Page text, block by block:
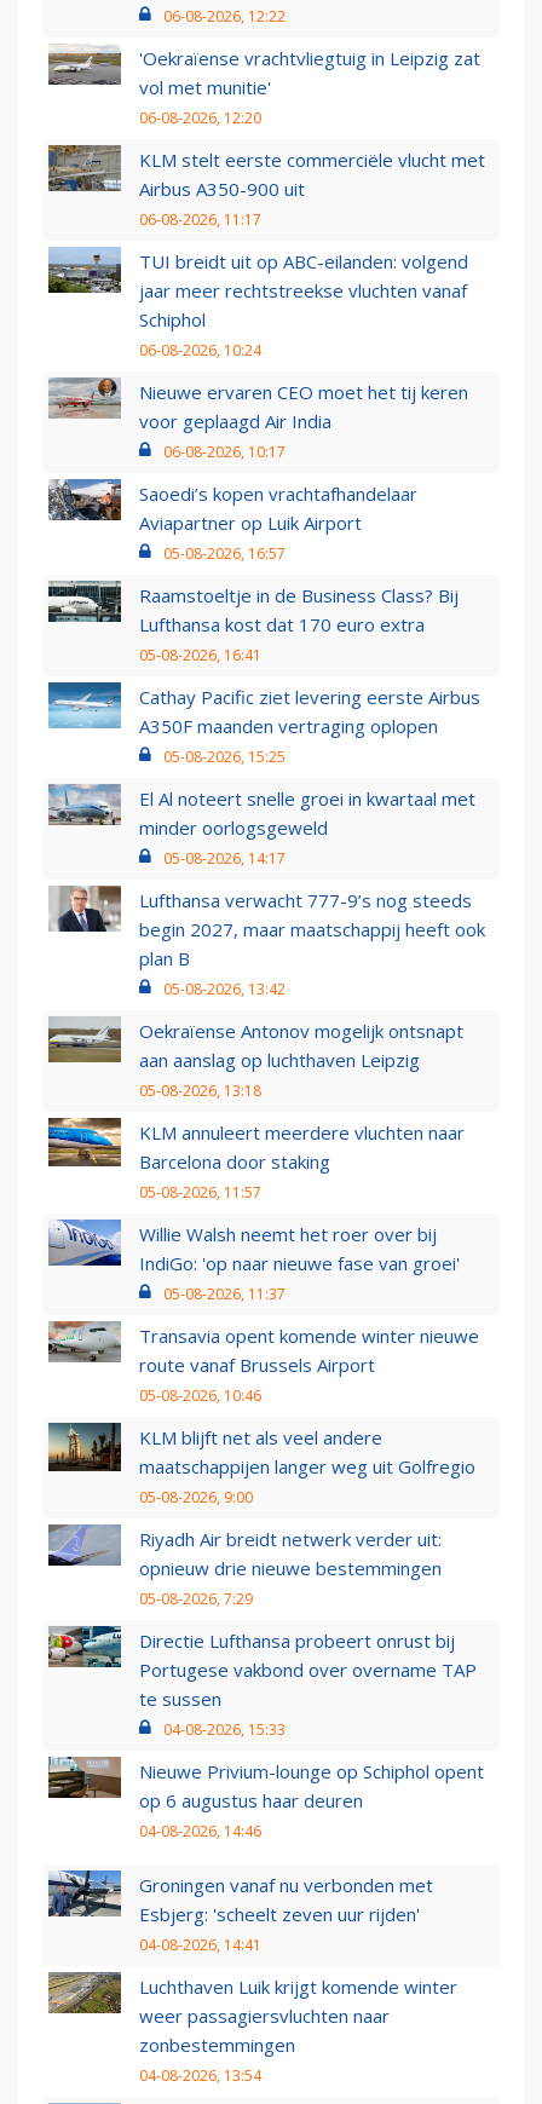
06-08-2026, 12:22
'Oekraïense vrachtvliegtuig in Leipzig zat
vol met munitie'
06-08-2026, 12:20
KLM stelt eerste commerciële vlucht met
Airbus A350-900 uit
06-08-2026, 11:17
TUI breidt uit op ABC-eilanden: volgend
jaar meer rechtstreekse vluchten vanaf
Schiphol
06-08-2026, 10:24
Nieuwe ervaren CEO moet het tij keren
voor geplaagd Air India
06-08-2026, 10:17
Saoedi’s kopen vrachtafhandelaar
Aviapartner op Luik Airport
05-08-2026, 16:57
Raamstoeltje in de Business Class? Bij
Lufthansa kost dat 170 euro extra
05-08-2026, 16:41
Cathay Pacific ziet levering eerste Airbus
A350F maanden vertraging oplopen
05-08-2026, 15:25
El Al noteert snelle groei in kwartaal met
minder oorlogsgeweld
05-08-2026, 14:17
Lufthansa verwacht 777-9’s nog steeds
begin 2027, maar maatschappij heeft ook
plan B
05-08-2026, 13:42
Oekraïense Antonov mogelijk ontsnapt
aan aanslag op luchthaven Leipzig
05-08-2026, 13:18
KLM annuleert meerdere vluchten naar
Barcelona door staking
05-08-2026, 11:57
Willie Walsh neemt het roer over bij
IndiGo: 'op naar nieuwe fase van groei'
05-08-2026, 11:37
Transavia opent komende winter nieuwe
route vanaf Brussels Airport
05-08-2026, 10:46
KLM blijft net als veel andere
maatschappijen langer weg uit Golfregio
05-08-2026, 9:00
Riyadh Air breidt netwerk verder uit:
opnieuw drie nieuwe bestemmingen
05-08-2026, 7:29
Directie Lufthansa probeert onrust bij
Portugese vakbond over overname TAP
te sussen
04-08-2026, 15:33
Nieuwe Privium-lounge op Schiphol opent
op 6 augustus haar deuren
04-08-2026, 14:46
Groningen vanaf nu verbonden met
Esbjerg: 'scheelt zeven uur rijden'
04-08-2026, 14:41
Luchthaven Luik krijgt komende winter
weer passagiersvluchten naar
zonbestemmingen
04-08-2026, 13:54